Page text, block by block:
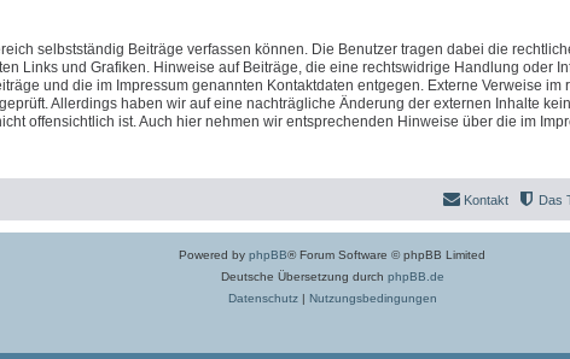
selbstständig Beiträge verfassen können. Die Benutzer tragen dabei die
Links und Grafiken. Hinweise auf Beiträge, die eine rechtswidrige Handlung oder
und die im Impressum genannten Kontaktdaten entgegen. Externe Verweise im
Allerdings haben wir auf eine nachträgliche Änderung der externen Inhalte
offensichtlich ist. Auch hier nehmen wir entsprechenden Hinweise über die im
Das
Kontakt
Powered by phpBB® Forum Software © phpBB Limited
Deutsche Übersetzung durch phpBB.de
Datenschutz| Nutzungsbedingungen